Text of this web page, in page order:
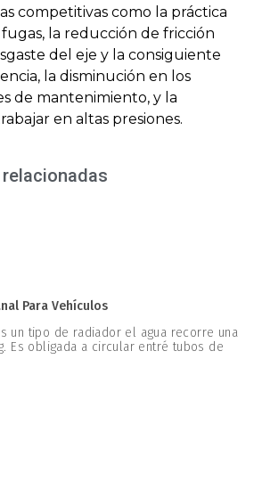
competitivas como la práctica
la reducción de fricción
del eje y la consiguiente
la disminución en los
de mantenimiento, y la
en altas presiones.
Para Vehículos
un tipo de radiador el agua recorre una
Es obligada a circular entré tubos de